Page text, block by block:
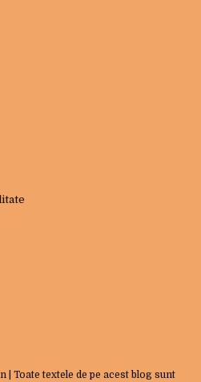
| Toate textele de pe acest blog sunt